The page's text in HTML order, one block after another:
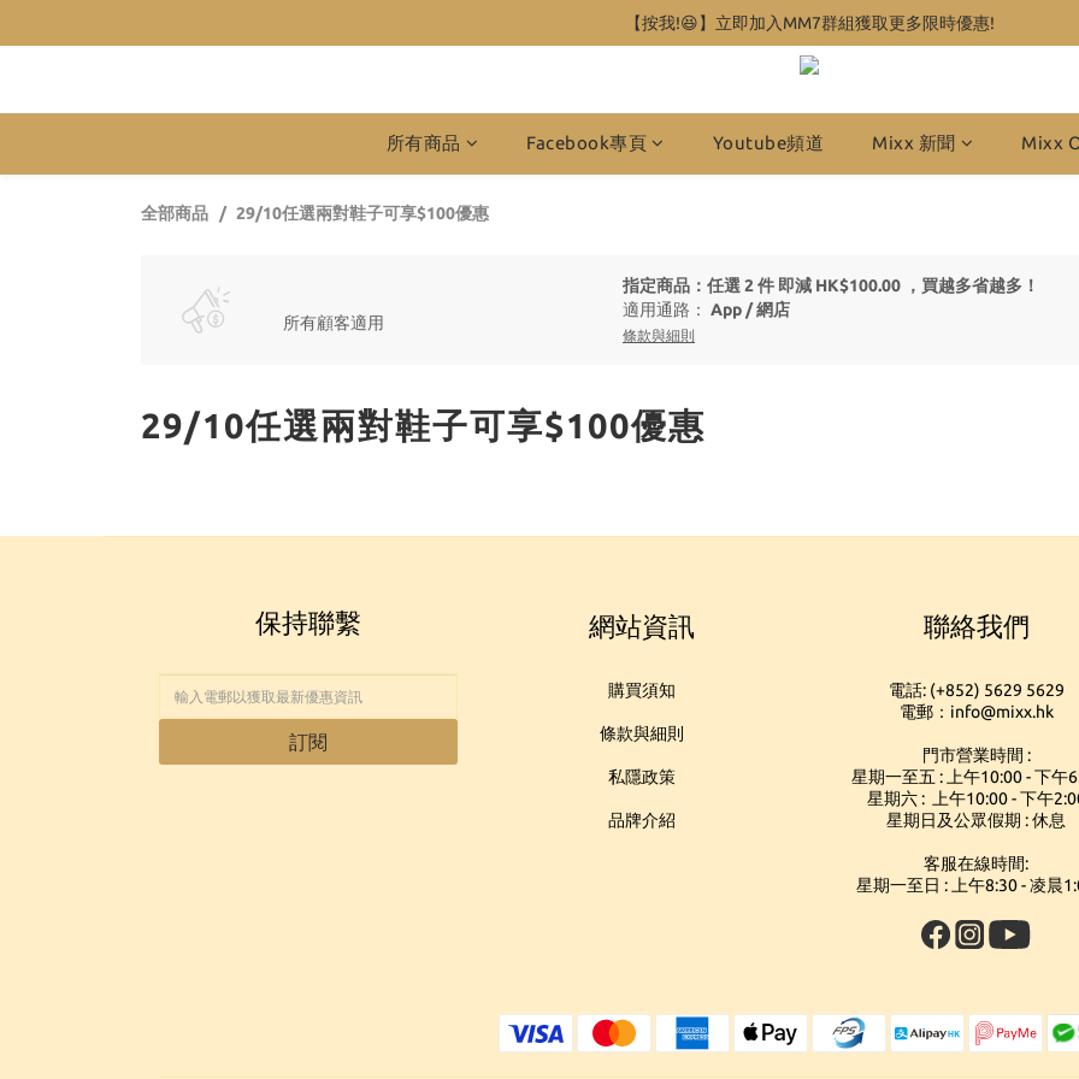
【按我!😆】立即加入MM7群組獲取更多限時優惠!
所有商品 Facebook專頁 Youtube頻道 Mixx 新聞 Mixx
全部商品 29/10任選兩對鞋子可享$100優惠
所有顧客適用
指定商品：任選 2 件 即減 HK$100.00 ，買越多省越多！
適用通路： App /網店
條款與細則
29/10任選兩對鞋子可享$100優惠
保持聯繫
訂閱
網站資訊
購買須知
條款與細則
私隱政策
品牌介紹
聯絡我們
電話: (+852) 5629 5629
電郵：info@mixx.hk
門市營業時間 :
星期一至五 : 上午10:00 - 下午
星期六 : 上午10:00 - 下午
星期日及公眾假期 : 休息
客服在線時間:
星期一至日 : 上午8:30 - 凌晨